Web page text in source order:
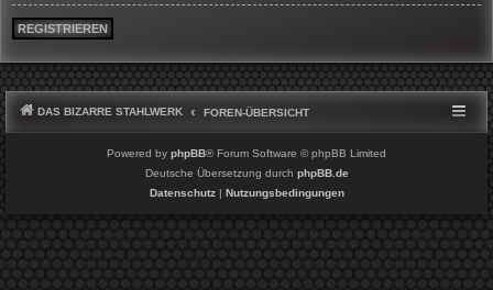
REGISTRIEREN
DAS BIZARRE STAHLWERK FOREN-ÜBERSICHT
Powered by phpBB® Forum Software © phpBB Limited
Deutsche Übersetzung durch phpBB.de
Datenschutz| Nutzungsbedingungen